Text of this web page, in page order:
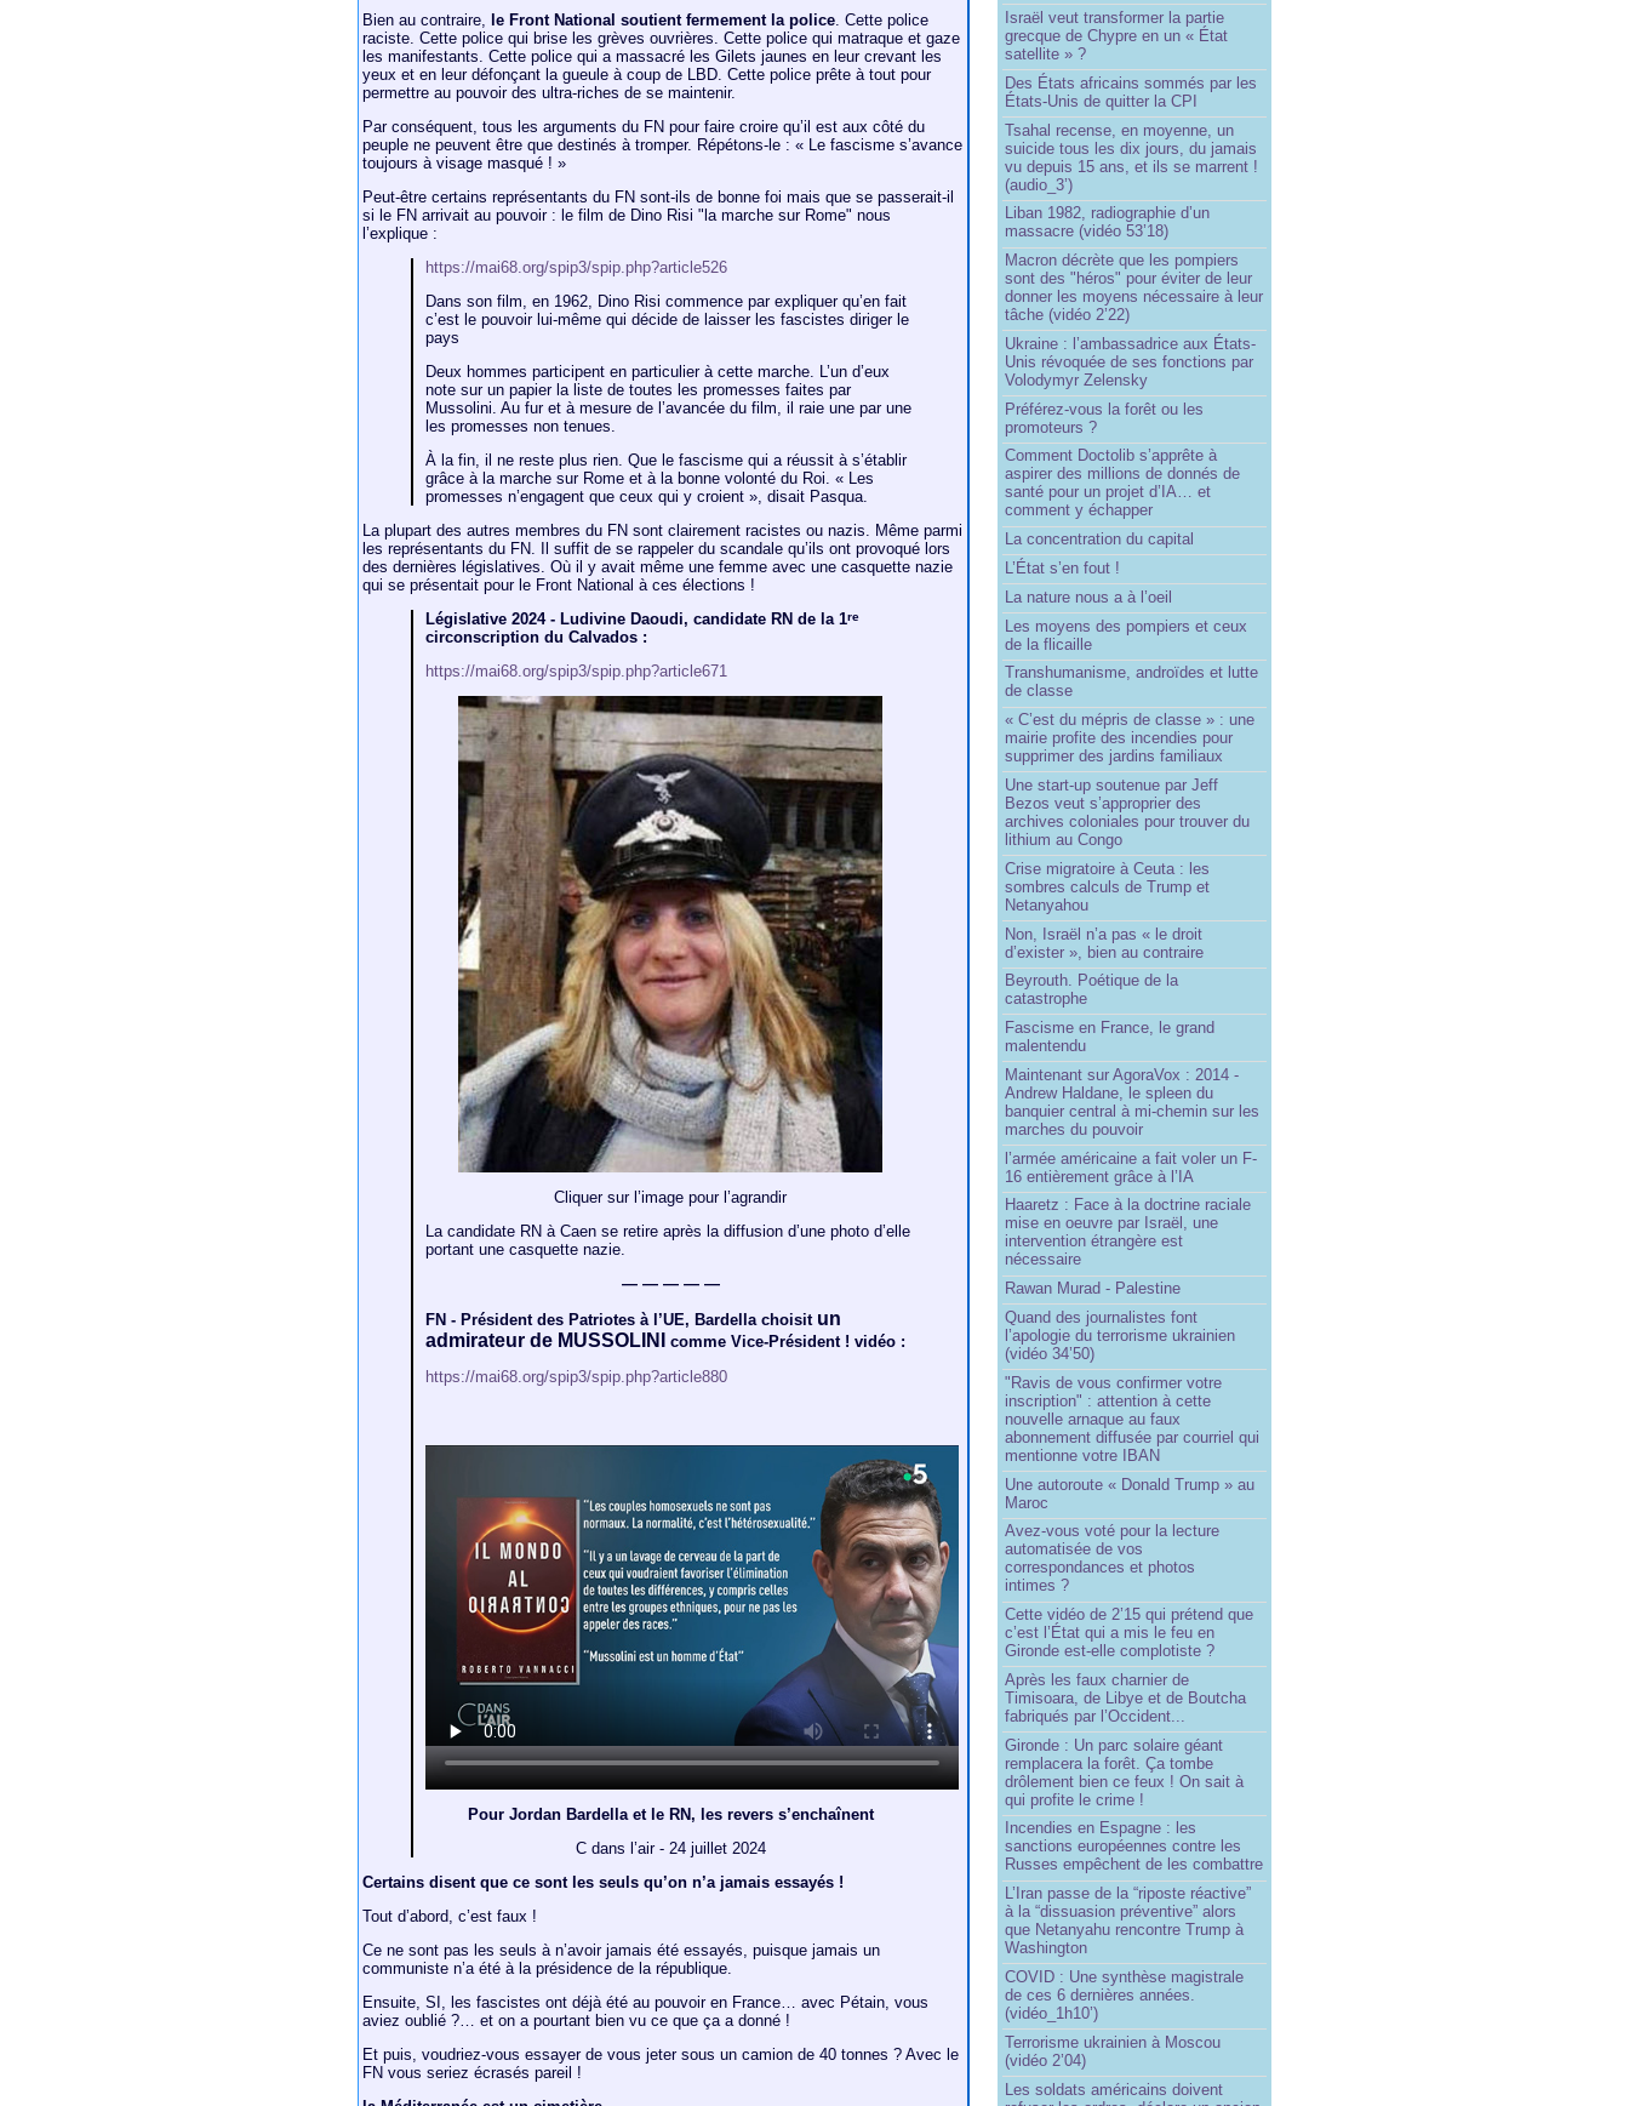
Bien au contraire,
le Front National soutient fermement la police . Cette police
raciste. Cette police qui brise les grèves ouvrières. Cette police qui matraque et gaze
les manifestants. Cette police qui a massacré les Gilets jaunes en leur crevant les
yeux et en leur défonçant la gueule à coup de LBD. Cette police prête à tout pour
permettre au pouvoir des ultra-riches de se maintenir.
Par conséquent, tous les arguments du FN pour faire croire qu’il est aux côté du
peuple ne peuvent être que destinés à tromper. Répétons-le : « Le fascisme s’avance
toujours à visage masqué ! »
Peut-être certains représentants du FN sont-ils de bonne foi mais que se passerait-il
si le FN arrivait au pouvoir : le film de Dino Risi "la marche sur Rome" nous
l’explique :
https://mai68.org/spip3/spip.php?article526
Dans son film, en 1962, Dino Risi commence par expliquer qu’en fait
c’est le pouvoir lui-même qui décide de laisser les fascistes diriger le
pays
Deux hommes participent en particulier à cette marche. L’un d’eux
note sur un papier la liste de toutes les promesses faites par
Mussolini. Au fur et à mesure de l’avancée du film, il raie une par une
les promesses non tenues.
À la fin, il ne reste plus rien. Que le fascisme qui a réussit à s’établir
grâce à la marche sur Rome et à la bonne volonté du Roi. « Les
promesses n’engagent que ceux qui y croient », disait Pasqua.
La plupart des autres membres du FN sont clairement racistes ou nazis. Même parmi
les représentants du FN. Il suffit de se rappeler du scandale qu’ils ont provoqué lors
des dernières législatives. Où il y avait même une femme avec une casquette nazie
qui se présentait pour le Front National à ces élections !
Législative 2024 - Ludivine Daoudi, candidate RN de la 1re
circonscription du Calvados :
https://mai68.org/spip3/spip.php?article671
Cliquer sur l’image pour l’agrandir
La candidate RN à Caen se retire après la diffusion d’une photo d’elle
portant une casquette nazie.
— — — — —
FN - Président des Patriotes à l’UE, Bardella choisit un
admirateur de MUSSOLINI
comme Vice-Président ! vidéo :
https://mai68.org/spip3/spip.php?article880
Pour Jordan Bardella et le RN, les revers s’enchaînent
C dans l’air - 24 juillet 2024
Certains disent que ce sont les seuls qu’on n’a jamais essayés !
Tout d’abord, c’est faux !
Ce ne sont pas les seuls à n’avoir jamais été essayés, puisque jamais un
communiste n’a été à la présidence de la république.
Ensuite, SI, les fascistes ont déjà été au pouvoir en France… avec Pétain, vous
aviez oublié ?… et on a pourtant bien vu ce que ça a donné !
Et puis, voudriez-vous essayer de vous jeter sous un camion de 40 tonnes ? Avec le
FN vous seriez écrasés pareil !
Israël veut transformer la partie
grecque de Chypre en un « État
satellite » ?
Des États africains sommés par les
États-Unis de quitter la CPI
Tsahal recense, en moyenne, un
suicide tous les dix jours, du jamais
vu depuis 15 ans, et ils se marrent !
(audio_3’)
Liban 1982, radiographie d’un
massacre (vidéo 53’18)
Macron décrète que les pompiers
sont des "héros" pour éviter de leur
donner les moyens nécessaire à leur
tâche (vidéo 2’22)
Ukraine : l’ambassadrice aux États-
Unis révoquée de ses fonctions par
Volodymyr Zelensky
Préférez-vous la forêt ou les
promoteurs ?
Comment Doctolib s’apprête à
aspirer des millions de donnés de
santé pour un projet d’IA… et
comment y échapper
La concentration du capital
L’État s’en fout !
La nature nous a à l’oeil
Les moyens des pompiers et ceux
de la flicaille
Transhumanisme, androïdes et lutte
de classe
« C’est du mépris de classe » : une
mairie profite des incendies pour
supprimer des jardins familiaux
Une start-up soutenue par Jeff
Bezos veut s’approprier des
archives coloniales pour trouver du
lithium au Congo
Crise migratoire à Ceuta : les
sombres calculs de Trump et
Netanyahou
Non, Israël n’a pas « le droit
d’exister », bien au contraire
Beyrouth. Poétique de la
catastrophe
Fascisme en France, le grand
malentendu
Maintenant sur AgoraVox : 2014 -
Andrew Haldane, le spleen du
banquier central à mi-chemin sur les
marches du pouvoir
l’armée américaine a fait voler un F-
16 entièrement grâce à l’IA
Haaretz : Face à la doctrine raciale
mise en oeuvre par Israël, une
intervention étrangère est
nécessaire
Rawan Murad - Palestine
Quand des journalistes font
l’apologie du terrorisme ukrainien
(vidéo 34’50)
"Ravis de vous confirmer votre
inscription" : attention à cette
nouvelle arnaque au faux
abonnement diffusée par courriel qui
mentionne votre IBAN
Une autoroute « Donald Trump » au
Maroc
Avez-vous voté pour la lecture
automatisée de vos
correspondances et photos
intimes ?
Cette vidéo de 2’15 qui prétend que
c’est l’État qui a mis le feu en
Gironde est-elle complotiste ?
Après les faux charnier de
Timisoara, de Libye et de Boutcha
fabriqués par l’Occident...
Gironde : Un parc solaire géant
remplacera la forêt. Ça tombe
drôlement bien ce feux ! On sait à
qui profite le crime !
Incendies en Espagne : les
sanctions européennes contre les
Russes empêchent de les combattre
L’Iran passe de la “riposte réactive”
à la “dissuasion préventive” alors
que Netanyahu rencontre Trump à
Washington
COVID : Une synthèse magistrale
de ces 6 dernières années.
(vidéo_1h10’)
Terrorisme ukrainien à Moscou
(vidéo 2’04)
Les soldats américains doivent